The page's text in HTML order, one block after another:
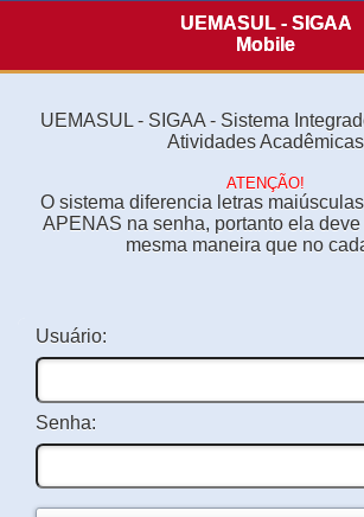
UEMASUL - SIGAA
Mobile
UEMASUL - SIGAA - Sistema
Atividades Acadêmicas
ATENÇÃO!
O sistema diferencia letras
APENAS na senha, portanto ela
mesma maneira que no
Usuário:
Senha: